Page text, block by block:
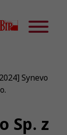
Synevo
Sp. z